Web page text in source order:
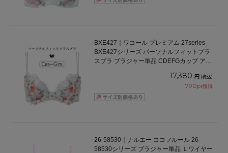
BXE427｜ワコール プレミアム 27series
BXE427シリーズ パーソナルフィットプラ
スブラ ブラジャー単品 CDEFGカップ アン
17,380 円 (税込)
790pt獲得
26-58530｜ナルエー ココフルール 26-
58530シリーズ ブラジャー単品 Ｌワイヤー